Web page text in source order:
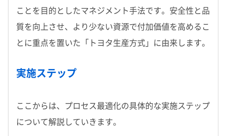
ことを目的としたマネジメント手法です。安全性と品
質を向上させ、より少ない資源で付加価値を高めるこ
とに重点を置いた「トヨタ生産方式」に由来します。
実施ステップ
ここからは、プロセス最適化の具体的な実施ステップ
について解説していきます。